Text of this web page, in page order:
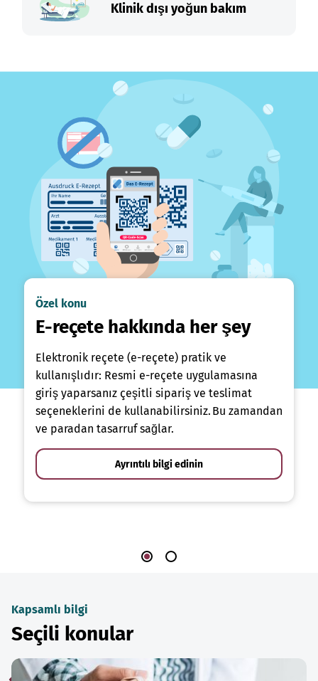
Klinik dışı yoğun bakım
Özel konu
E-reçete hakkında her şey
Elektronik reçete (e-reçete) pratik ve
kullanışlıdır: Resmi e-reçete uygulamasına
giriş yaparsanız çeşitli sipariş ve teslimat
seçeneklerini de kullanabilirsiniz. Bu zamandan
ve paradan tasarruf sağlar.
Ayrıntılı bilgi edinin
Kapsamlı bilgi
Seçili konular